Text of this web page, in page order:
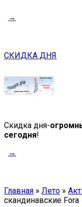
→
СКИДКА ДНЯ
Скидка дня-
сегодня!
→
Главная » Лето »
скандинавские Fora